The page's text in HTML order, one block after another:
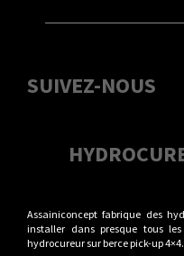
SUIVEZ-NOUS
Assainiconcept fabrique des
installer dans presque tous
hydrocureur sur berce pick-up